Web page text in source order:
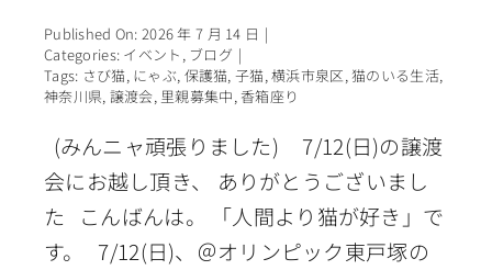
Published On: 2026 年 7 月 14 日 |
Categories: イベント , ブログ |
Tags: さび猫, にゃぶ, 保護猫,子猫,横浜市泉区,猫のいる生活,
神奈川県, 譲渡会, 里親募集中,香箱座り
(みんニャ頑張りました) 7/12(日)の譲渡
会にお越し頂き、 ありがとうございまし
た こんばんは。 「人間より猫が好き」で
す。 7/12(日)、＠オリンピック東戸塚の